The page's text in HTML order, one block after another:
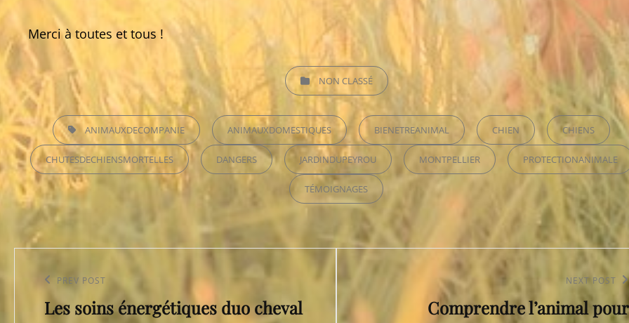
Merci à toutes et tous !
CATEGORIESNON CLASSÉ
TAGS, ANIMAUXDECOMPANIE ANIMAUXDOMESTIQUES BIENETREANIMAL CHIEN CHIENS
CHUTESDECHIENSMORTELLES DANGERS JARDINDUPEYROU MONTPELLIER PROTECTIONANIMALE
TÉMOIGNAGES
Navigation
l’article
Previous
Post
PREV POST
Les soins énergétiques duo cheval
Post
NEXT POST
Comprendre l’animal pour